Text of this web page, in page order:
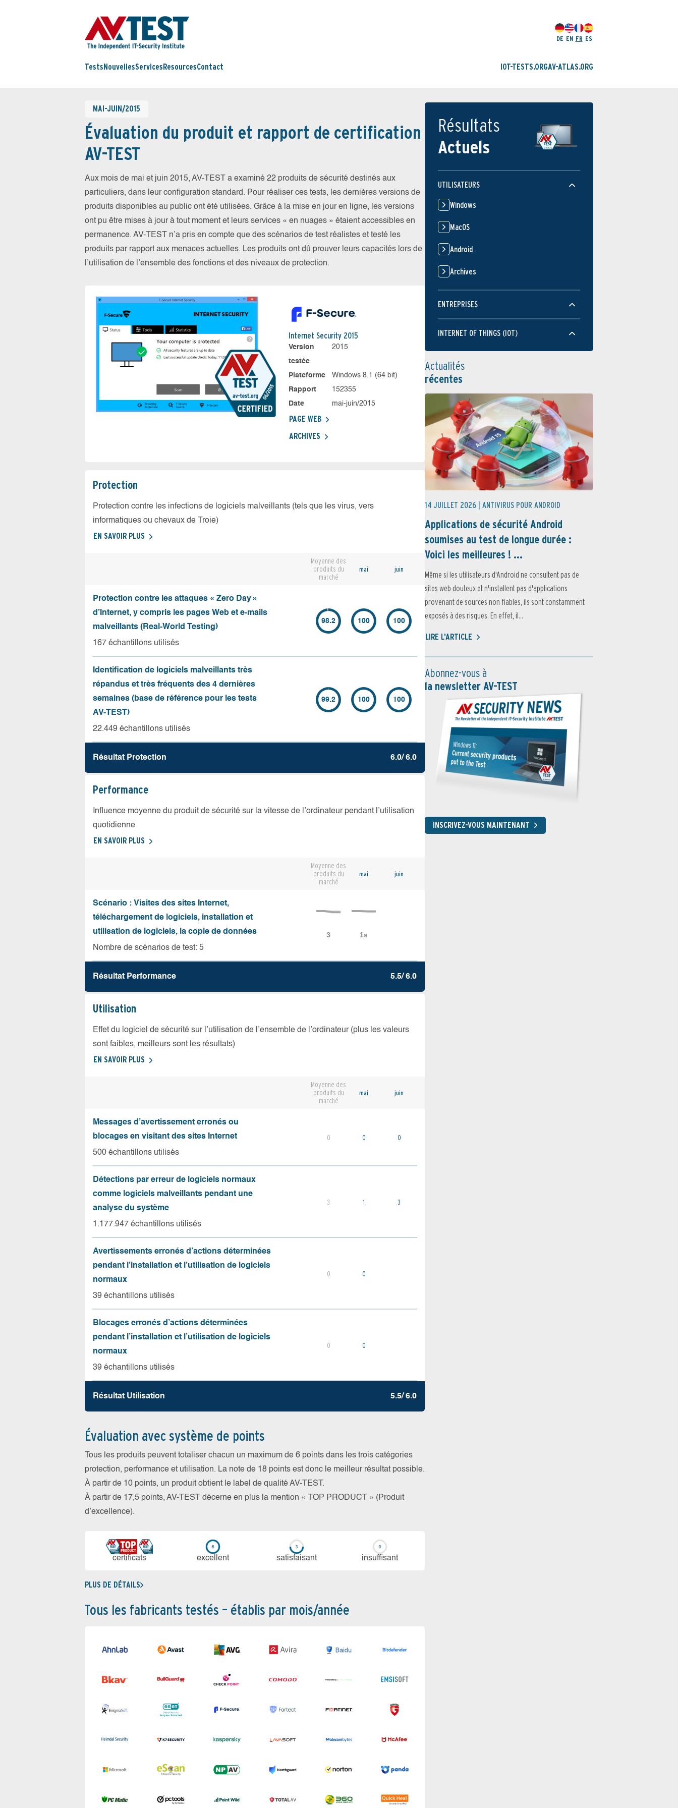
DE EN FR ES
Tests NouvellesServices ResourcesContact IOT-TESTS.ORGAV-ATLAS.ORG
MAI-JUIN/2015
Évaluation du produit et rapport de certification
AV-TEST
Aux mois de mai et juin 2015, AV-TEST a examiné 22 produits de sécurité destinés aux
particuliers, dans leur configuration standard. Pour réaliser ces tests, les dernières versions de
produits disponibles au public ont été utilisées. Grâce à la mise en jour en ligne, les versions
ont pu être mises à jour à tout moment et leurs services « en nuages » étaient accessibles en
permanence. AV-TEST n’a pris en compte que des scénarios de test réalistes et testé les
produits par rapport aux menaces actuelles. Les produits ont dû prouver leurs capacités lors de
l’utilisation de l’ensemble des fonctions et des niveaux de protection.
Internet Security 2015
Version
testée
2015
Plateforme
Windows 8.1 (64 bit)
Rapport
152355
Date
mai-juin/2015
PAGE WEB
ARCHIVES
Protection
Protection contre les infections de logiciels malveillants (tels que les virus, vers
informatiques ou chevaux de Troie)
EN SAVOIR PLUS
Moyenne des
produits du
marché
mai juin
Protection contre les attaques « Zero Day »
d’Internet, y compris les pages Web et e-mails
malveillants (Real-World Testing)
167 échantillons utilisés
98.2 100 100
Identification de logiciels malveillants très
répandus et très fréquents des 4 dernières
semaines (base de référence pour les tests
AV-TEST)
22.449 échantillons utilisés
99.2 100 100
Résultat Protection 6.0/ 6.0
Performance
Influence moyenne du produit de sécurité sur la vitesse de l’ordinateur pendant l’utilisation
quotidienne
EN SAVOIR PLUS
Moyenne des
produits du
marché
mai juin
Scénario : Visites des sites Internet,
téléchargement de logiciels, installation et
utilisation de logiciels, la copie de données
Nombre de scénarios de test: 5
Résultat Performance 5.5/ 6.0
Utilisation
Effet du logiciel de sécurité sur l’utilisation de l’ensemble de l’ordinateur (plus les valeurs
sont faibles, meilleurs sont les résultats)
EN SAVOIR PLUS
Moyenne des
produits du
marché
mai juin
Messages d’avertissement erronés ou
blocages en visitant des sites Internet
500 échantillons utilisés
0 0 0
Détections par erreur de logiciels normaux
comme logiciels malveillants pendant une
analyse du système
1.177.947 échantillons utilisés
3 1 3
Avertissements erronés d’actions déterminées
pendant l’installation et l’utilisation de logiciels
normaux
39 échantillons utilisés
0 0
Blocages erronés d’actions déterminées
pendant l’installation et l’utilisation de logiciels
normaux
39 échantillons utilisés
0 0
Résultat Utilisation 5.5/ 6.0
Évaluation avec système de points
Tous les produits peuvent totaliser chacun un maximum de 6 points dans les trois catégories
protection, performance et utilisation. La note de 18 points est donc le meilleur résultat possible.
À partir de 10 points, un produit obtient le label de qualité AV-TEST.
À partir de 17,5 points, AV-TEST décerne en plus la mention « TOP PRODUCT » (Produit
d’excellence).
certi­ficats ex­cellent sa­tis­fai­sant in­suf­fi­sant
PLUS DE DÉTAILS
Tous les fabricants testés – établis par mois/année
Résultats
Actuels
UTILISATEURS
Windows
MacOS
Android
Archives
ENTREPRISES
INTERNET OF THINGS (IOT)
Actualités
récentes
14 JUILLET 2026 | ANTIVIRUS POUR ANDROID
Applications de sécurité Android
soumises au test de longue durée :
Voici les meilleures ! ...
Même si les utilisateurs d'Android ne consultent pas de
sites web douteux et n'installent pas d'applications
provenant de sources non fiables, ils sont constamment
exposés à des risques. En effet, il...
LIRE L'ARTICLE
Abonnez-vous à
la newsletter AV-TEST
INSCRIVEZ-VOUS MAINTENANT